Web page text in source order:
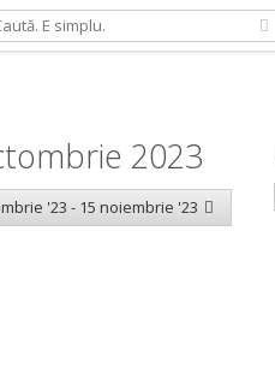
2023
'23 - 15 noiembrie '23